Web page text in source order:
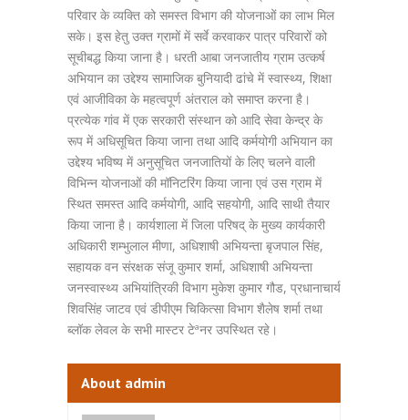
परिवार के व्यक्ति को समस्त विभाग की योजनाओं का लाभ मिल
सके। इस हेतु उक्त ग्रामों में सर्वे करवाकर पात्र परिवारों को
सूचीबद्ध किया जाना है। धरती आबा जनजातीय ग्राम उत्कर्ष
अभियान का उद्देश्य सामाजिक बुनियादी ढांचे में स्वास्थ्य, शिक्षा
एवं आजीविका के महत्वपूर्ण अंतराल को समाप्त करना है।
प्रत्येक गांव में एक सरकारी संस्थान को आदि सेवा केन्द्र के
रूप में अधिसूचित किया जाना तथा आदि कर्मयोगी अभियान का
उद्देश्य भविष्य में अनुसूचित जनजातियों के लिए चलने वाली
विभिन्न योजनाओं की मॉनिटरिंग किया जाना एवं उस ग्राम में
स्थित समस्त आदि कर्मयोगी, आदि सहयोगी, आदि साथी तैयार
किया जाना है। कार्यशाला में जिला परिषद् के मुख्य कार्यकारी
अधिकारी शम्भुलाल मीणा, अधिशाषी अभियन्ता बृजपाल सिंह,
सहायक वन संरक्षक संजू कुमार शर्मा, अधिशाषी अभियन्ता
जनस्वास्थ्य अभियांत्रिकी विभाग मुकेश कुमार गौड, प्रधानाचार्य
शिवसिंह जाटव एवं डीपीएम चिकित्सा विभाग शैलेष शर्मा तथा
ब्लॉक लेवल के सभी मास्टर टेªनर उपस्थित रहे।
About admin